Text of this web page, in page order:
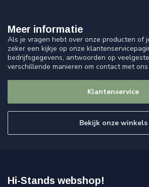
Meer informatie
Als je vragen hebt over onze producten of
zeker een kijkje op onze
bedrijfsgegevens, antwoorden op
verschillende manieren om contact met
Klantenservice
Bekijk onze winkels
Hi-Stands webshop!